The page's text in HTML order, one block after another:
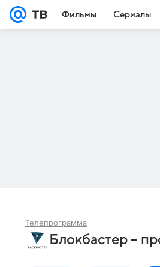
Фильмы Сериалы
Телепрограмма
Блокбастер –